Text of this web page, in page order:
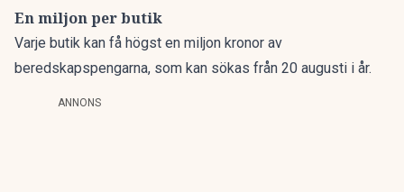
En miljon per butik
Varje butik kan få högst en miljon kronor av
beredskapspengarna, som kan sökas från 20 augusti i år.
ANNONS